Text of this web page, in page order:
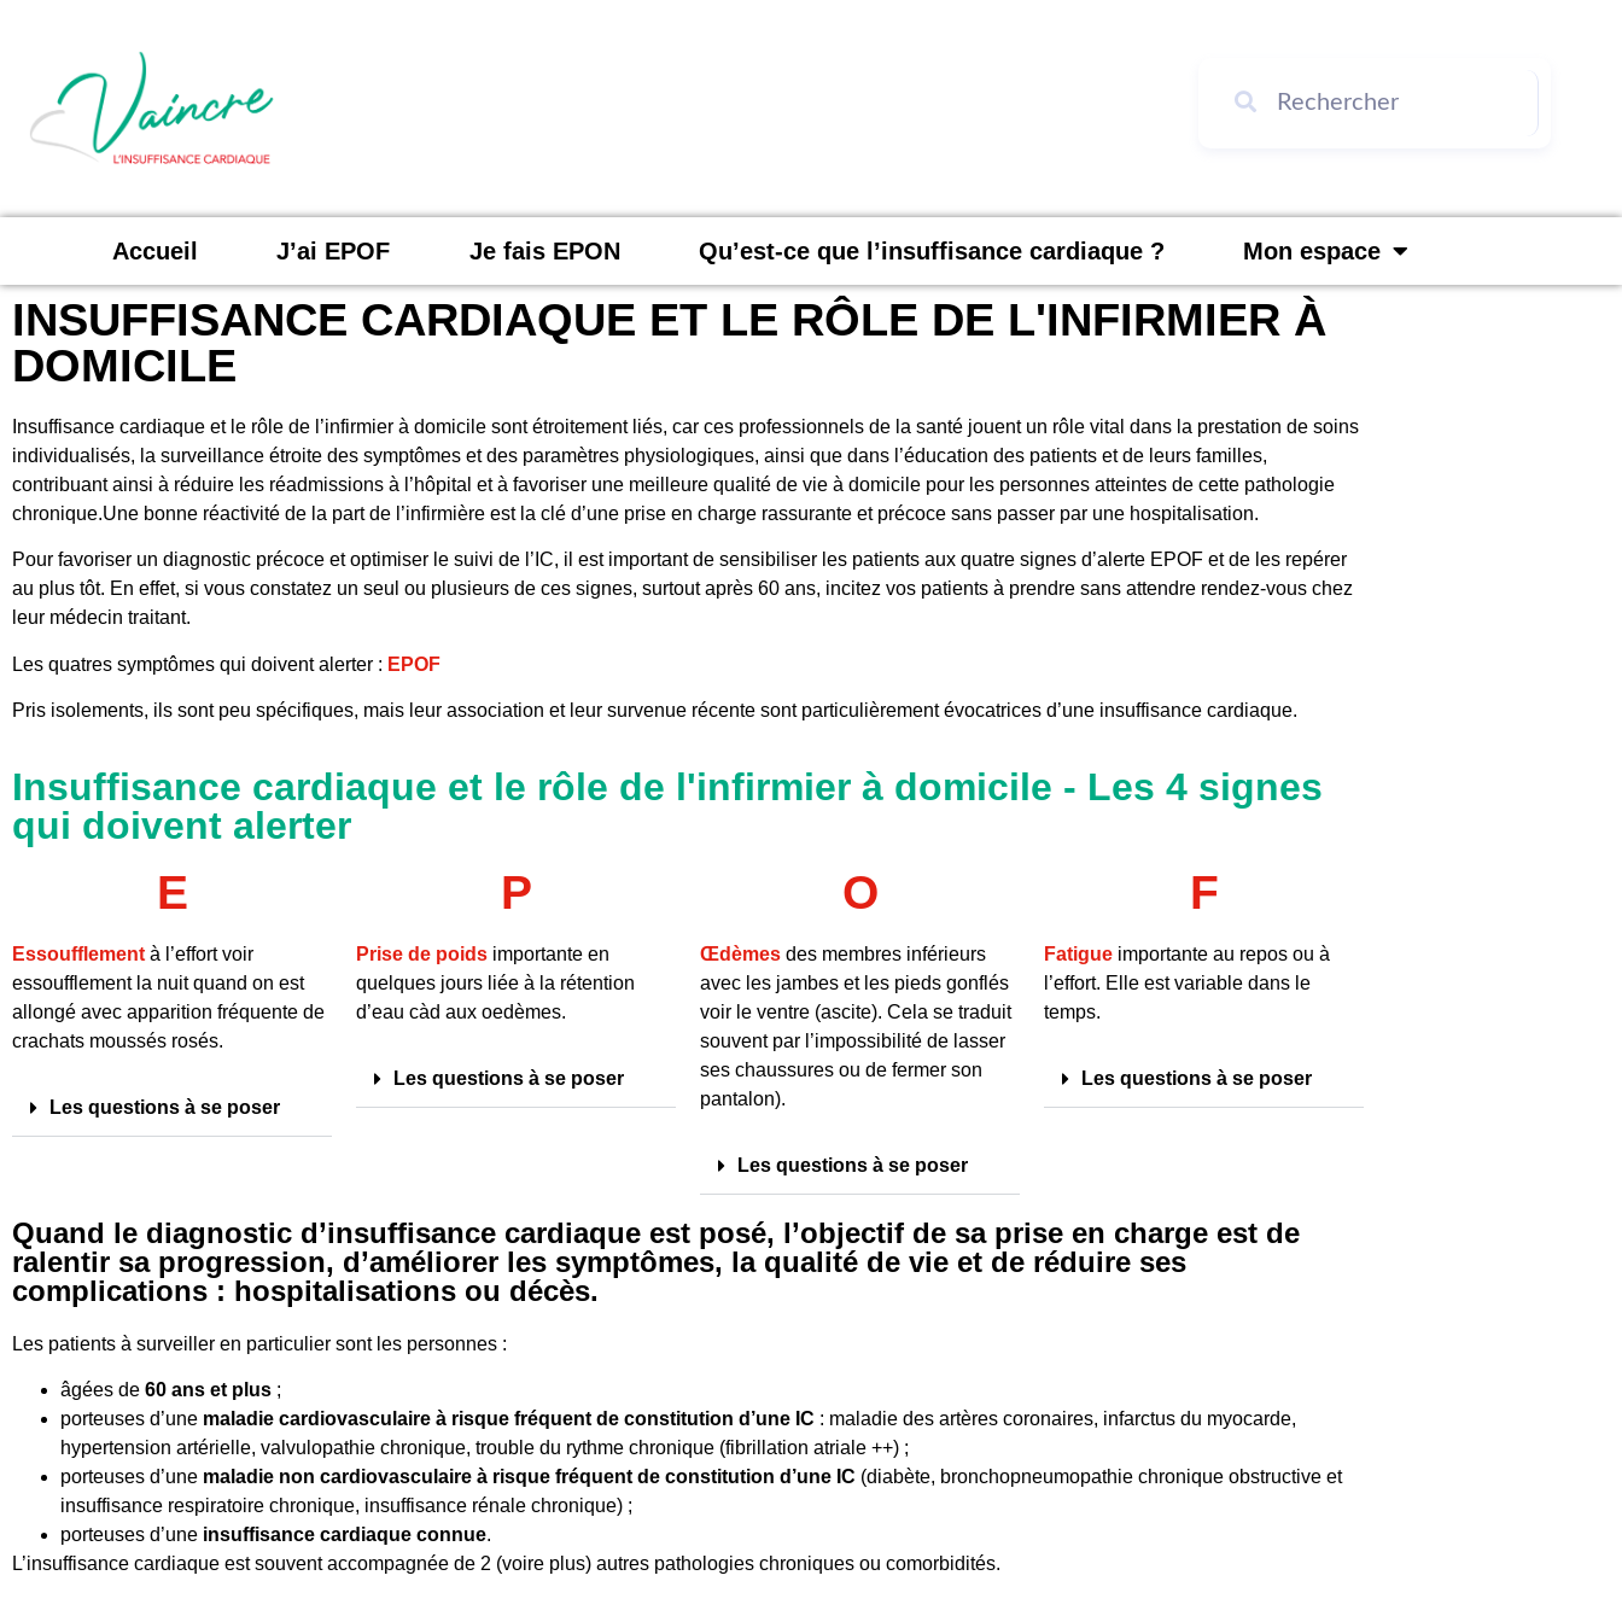
Accueil J’ai EPOF Je fais EPON Qu’est-ce que l’insuffisance cardiaque ? Mon espace
INSUFFISANCE CARDIAQUE ET LE RÔLE DE L'INFIRMIER À
DOMICILE
Insuffisance cardiaque et le rôle de l’infirmier à domicile sont étroitement liés, car ces professionnels de la santé jouent un rôle vital dans la prestation de soins
individualisés, la surveillance étroite des symptômes et des paramètres physiologiques, ainsi que dans l’éducation des patients et de leurs familles,
contribuant ainsi à réduire les réadmissions à l’hôpital et à favoriser une meilleure qualité de vie à domicile pour les personnes atteintes de cette pathologie
chronique.Une bonne réactivité de la part de l’infirmière est la clé d’une prise en charge rassurante et précoce sans passer par une hospitalisation.
Pour favoriser un diagnostic précoce et optimiser le suivi de l’IC, il est important de sensibiliser les patients aux quatre signes d’alerte EPOF et de les repérer
au plus tôt. En effet, si vous constatez un seul ou plusieurs de ces signes, surtout après 60 ans, incitez vos patients à prendre sans attendre rendez-vous chez
leur médecin traitant.
Les quatres symptômes qui doivent alerter : EPOF
Pris isolements, ils sont peu spécifiques, mais leur association et leur survenue récente sont particulièrement évocatrices d’une insuffisance cardiaque.
Insuffisance cardiaque et le rôle de l'infirmier à domicile - Les 4 signes
qui doivent alerter
E
Essoufflement à l’effort voir
essoufflement la nuit quand on est
allongé avec apparition fréquente de
crachats moussés rosés.
Les questions à se poser
P
Prise de poids importante en
quelques jours liée à la rétention
d’eau càd aux oedèmes.
Les questions à se poser
O
Œdèmes des membres inférieurs
avec les jambes et les pieds gonflés
voir le ventre (ascite). Cela se traduit
souvent par l’impossibilité de lasser
ses chaussures ou de fermer son
pantalon).
Les questions à se poser
F
Fatigue importante au repos ou à
l’effort. Elle est variable dans le
temps.
Les questions à se poser
Quand le diagnostic d’insuffisance cardiaque est posé, l’objectif de sa prise en charge est de
ralentir sa progression, d’améliorer les symptômes, la qualité de vie et de réduire ses
complications : hospitalisations ou décès.
Les patients à surveiller en particulier sont les personnes :
âgées de 60 ans et plus ;
porteuses d’une maladie cardiovasculaire à risque fréquent de constitution d’une IC : maladie des artères coronaires, infarctus du myocarde,
hypertension artérielle, valvulopathie chronique, trouble du rythme chronique (fibrillation atriale ++) ;
porteuses d’une maladie non cardiovasculaire à risque fréquent de constitution d’une IC (diabète, bronchopneumopathie chronique obstructive et
insuffisance respiratoire chronique, insuffisance rénale chronique) ;
porteuses d’une insuffisance cardiaque connue.
L’insuffisance cardiaque est souvent accompagnée de 2 (voire plus) autres pathologies chroniques ou comorbidités.